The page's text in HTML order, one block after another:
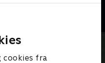
cookies fra